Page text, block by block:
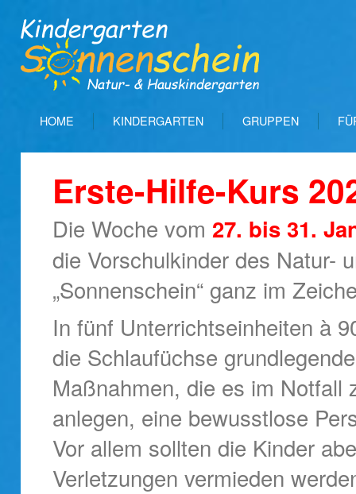
HOME KINDERGARTEN GRUPPEN
Erste-Hilfe-Kurs
Die Woche vom 27. bis 31.
die Vorschulkinder des Natur-
„Sonnenschein“ ganz im
In fünf Unterrichtseinheiten à
die Schlaufüchse
Maßnahmen, die es im Notfall
anlegen, eine bewusstlose
Vor allem sollten die Kinder
Verletzungen vermieden